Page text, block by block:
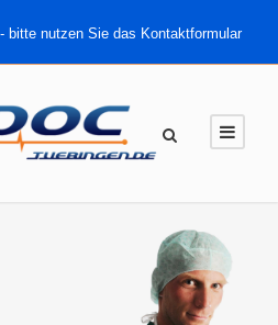
bitte nutzen Sie das Kontaktformular